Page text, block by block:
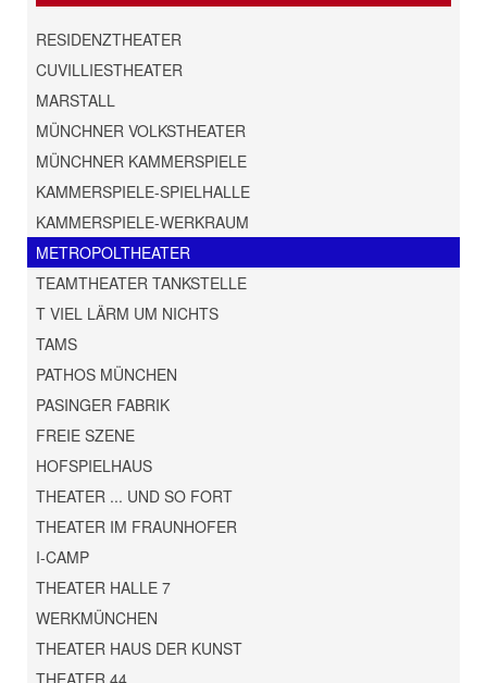
RESIDENZTHEATER
CUVILLIESTHEATER
MARSTALL
MÜNCHNER VOLKSTHEATER
MÜNCHNER KAMMERSPIELE
KAMMERSPIELE-SPIELHALLE
KAMMERSPIELE-WERKRAUM
METROPOLTHEATER
TEAMTHEATER TANKSTELLE
T VIEL LÄRM UM NICHTS
TAMS
PATHOS MÜNCHEN
PASINGER FABRIK
FREIE SZENE
HOFSPIELHAUS
THEATER ... UND SO FORT
THEATER IM FRAUNHOFER
I-CAMP
THEATER HALLE 7
WERKMÜNCHEN
THEATER HAUS DER KUNST